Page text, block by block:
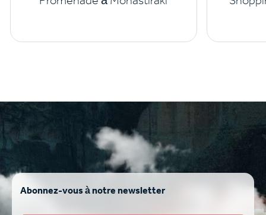
Abonnez-vous à notre newsletter